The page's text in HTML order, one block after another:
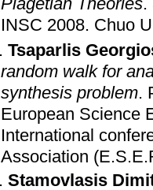
Piagetian Theories.
INSC 2008. Chuo
Tsaparlis
random walk for
synthesis problem.
European Science
International
Association
Stamovlasis